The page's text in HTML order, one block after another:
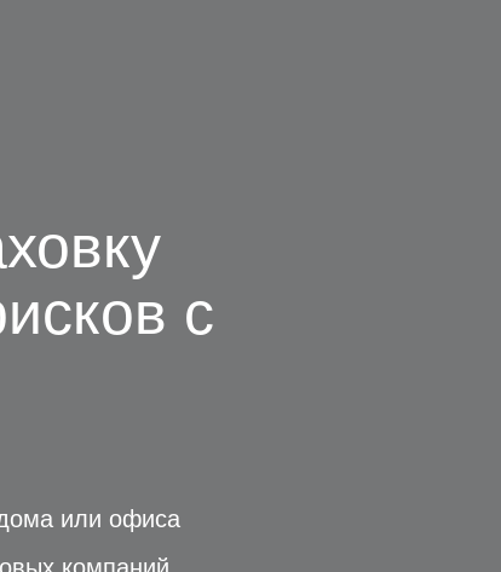
с
или офиса